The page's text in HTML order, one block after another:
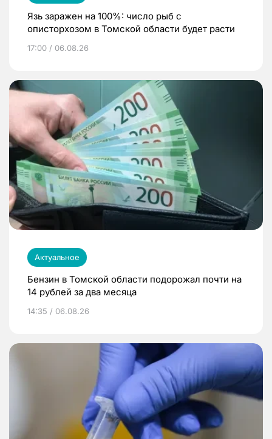
Язь заражен на 100%: число рыб с
описторхозом в Томской области будет расти
17:00 / 06.08.26
Актуальное
Бензин в Томской области подорожал почти на
14 рублей за два месяца
14:35 / 06.08.26